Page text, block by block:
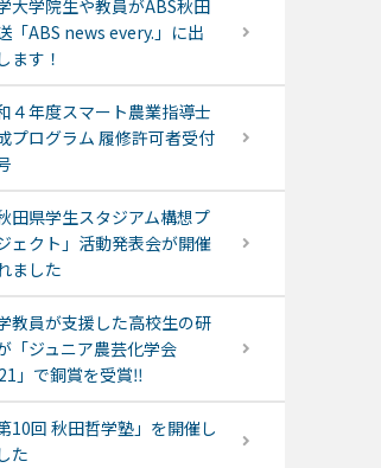
大学院生や教員がABS秋田
「ABS news every.」に出
ます！
４年度スマート農業指導士
プログラム 履修許可者受付
秋田県学生スタジアム構想プ
ェクト」活動発表会が開催
ました
教員が支援した高校生の研
「ジュニア農芸化学会
」で銅賞を受賞‼
第10回 秋田哲学塾」を開催し
た